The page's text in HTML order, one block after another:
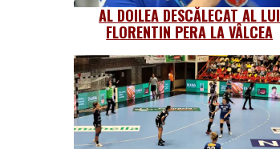
AL DOILEA DESCĂLECAT AL LUI
FLORENTIN PERA LA VÂLCEA